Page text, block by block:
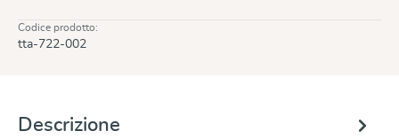
Codice prodotto:
tta-722-002
Descrizione